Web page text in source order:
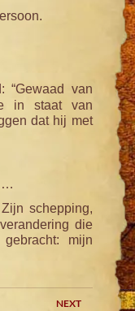
“Gewaad van
in staat van
dat hij met
…
schepping,
die
mijn
NEXT